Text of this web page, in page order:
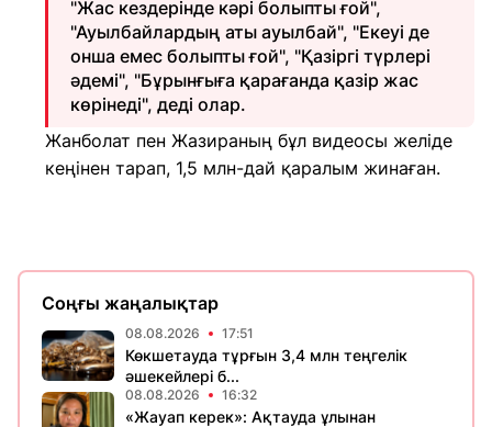
"Жас кездерінде кәрі болыпты ғой",
"Ауылбайлардың аты ауылбай", "Екеуі де
онша емес болыпты ғой", "Қазіргі түрлері
әдемі", "Бұрынғыға қарағанда қазір жас
көрінеді", деді олар.
Жанболат пен Жазираның бұл видеосы желіде
кеңінен тарап, 1,5 млн-дай қаралым жинаған.
Соңғы жаңалықтар
08.08.2026 17:51
Көкшетауда тұрғын 3,4 млн теңгелік
әшекейлері б...
08.08.2026 16:32
«Жауап керек»: Ақтауда ұлынан